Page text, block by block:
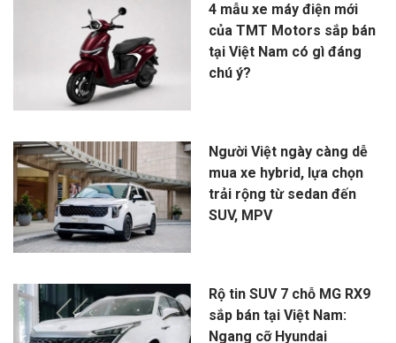
4 mẫu xe máy điện mới
của TMT Motors sắp bán
tại Việt Nam có gì đáng
chú ý?
Người Việt ngày càng dễ
mua xe hybrid, lựa chọn
trải rộng từ sedan đến
SUV, MPV
Rộ tin SUV 7 chỗ MG RX9
sắp bán tại Việt Nam:
Ngang cỡ Hyundai